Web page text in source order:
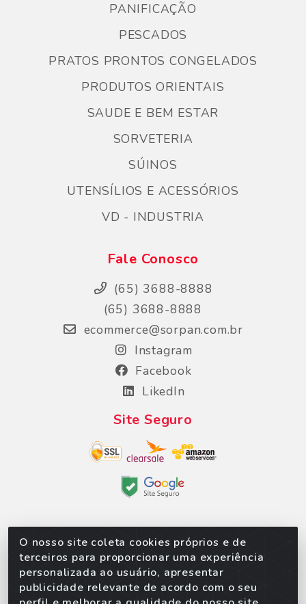
O nosso site coleta cookies próprios e de
terceiros para proporcionar uma experiência
personalizada ao usuário, apresentar
publicidade relevante de acordo com o seu
PANIFICAÇÃO
PESCADOS
PRATOS PRONTOS CONGELADOS
PRODUTOS ORIENTAIS
SAUDE E BEM ESTAR
SORVETERIA
SÚINOS
UTENSÍLIOS E ACESSÓRIOS
VD - INDUSTRIA
Fale Conosco
(65) 3688-8888
(65) 3688-8888
ecommerce@sorpan.com.br
Instagram
Facebook
LikedIn
Site Seguro
Sorpan - Rodovia dos Imigrantes, Lote 06, São
Matheus, Várzea Grande/MT – CEP 78152-135 -
CNPJ 02.623.537/0010-24